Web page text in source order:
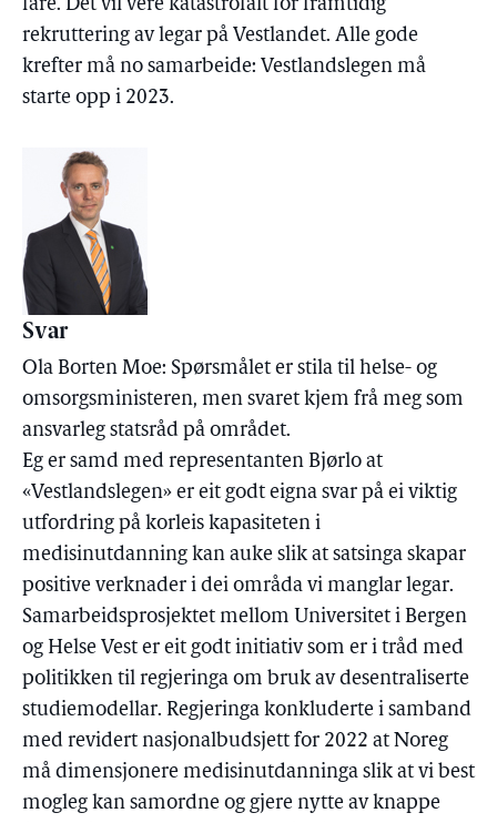
fare. Det vil vere katastrofalt for framtidig
rekruttering av legar på Vestlandet. Alle gode
krefter må no samarbeide: Vestlandslegen må
starte opp i 2023.
Svar
Ola Borten Moe: Spørsmålet er stila til helse- og
omsorgsministeren, men svaret kjem frå meg som
ansvarleg statsråd på området.
Eg er samd med representanten Bjørlo at
«Vestlandslegen» er eit godt eigna svar på ei viktig
utfordring på korleis kapasiteten i
medisinutdanning kan auke slik at satsinga skapar
positive verknader i dei områda vi manglar legar.
Samarbeidsprosjektet mellom Universitet i Bergen
og Helse Vest er eit godt initiativ som er i tråd med
politikken til regjeringa om bruk av desentraliserte
studiemodellar. Regjeringa konkluderte i samband
med revidert nasjonalbudsjett for 2022 at Noreg
må dimensjonere medisinutdanninga slik at vi best
mogleg kan samordne og gjere nytte av knappe